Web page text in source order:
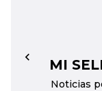
MI
Noticias
←